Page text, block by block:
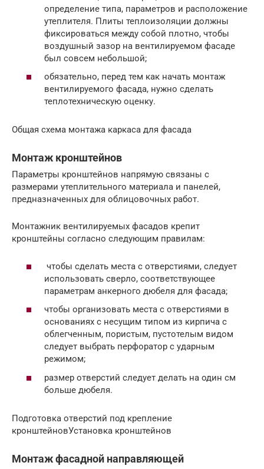
определение типа, параметров и расположение
утеплителя. Плиты теплоизоляции должны
фиксироваться между собой плотно, чтобы
воздушный зазор на вентилируемом фасаде
был совсем небольшой;
обязательно, перед тем как начать монтаж
вентилируемого фасада, нужно сделать
теплотехническую оценку.
Общая схема монтажа каркаса для фасада
Монтаж кронштейнов
Параметры кронштейнов напрямую связаны с
размерами утеплительного материала и панелей,
предназначенных для облицовочных работ.
Монтажник вентилируемых фасадов крепит
кронштейны согласно следующим правилам:
чтобы сделать места с отверстиями, следует
использовать сверло, соответствующее
параметрам анкерного дюбеля для фасада;
чтобы организовать места с отверстиями в
основаниях с несущим типом из кирпича с
облегченным, пористым, пустотелым видом
следует выбрать перфоратор с ударным
режимом;
размер отверстий следует делать на один см
больше дюбеля.
Подготовка отверстий под крепление
кронштейновУстановка кронштейнов
Монтаж фасадной направляющей